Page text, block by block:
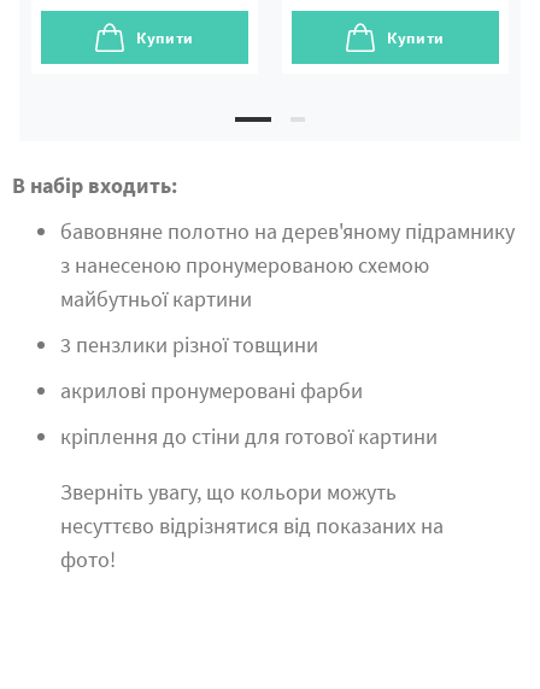
Купити Купити
В набір входить:
бавовняне полотно на дерев'яному підрамнику
з нанесеною пронумерованою схемою
майбутньої картини
3 пензлики різної товщини
акрилові пронумеровані фарби
кріплення до стіни для готової картини
Зверніть увагу, що кольори можуть
несуттєво відрізнятися від показаних на
фото!